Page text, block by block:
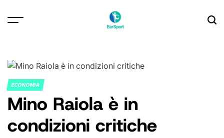
POSTED
IN
ECONOMIA
Mino Raiola è in
condizioni critiche